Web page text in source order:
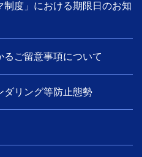
度」における期限日のお知
ご留意事項について
ダリング等防止態勢